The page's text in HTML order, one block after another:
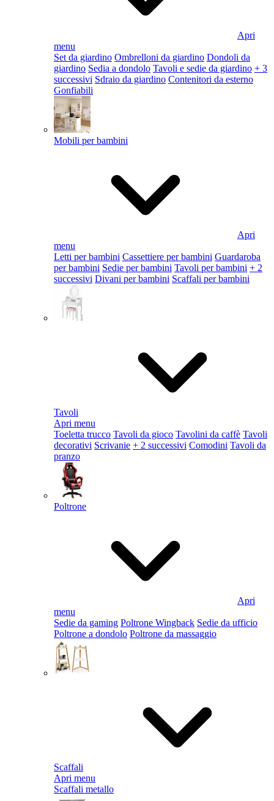
Apri
menu
Set da giardino Ombrelloni da giardino Dondoli da
giardino Sedia a dondolo Tavoli e sedie da giardino + 3
successivi Sdraio da giardino Contenitori da esterno
Gonfiabili
Mobili per bambini
Apri
menu
Letti per bambini Cassettiere per bambini Guardaroba
per bambini Sedie per bambini Tavoli per bambini + 2
successivi Divani per bambini Scaffali per bambini
Tavoli
Apri menu
Toeletta trucco Tavoli da gioco Tavolini da caffè Tavoli
decorativi Scrivanie + 2 successivi Comodini Tavoli da
pranzo
Poltrone
Apri
menu
Sedie da gaming Poltrone Wingback Sedie da ufficio
Poltrone a dondolo Poltrone da massaggio
Scaffali
Apri menu
Scaffali metallo